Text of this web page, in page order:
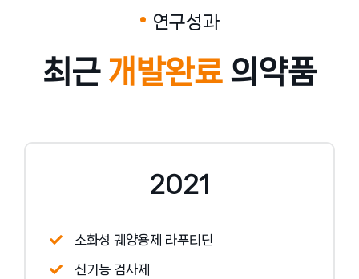
연구성과
최근 개발완료 의약품
2021
소화성 궤양용제 라푸티딘
신기능 검사제